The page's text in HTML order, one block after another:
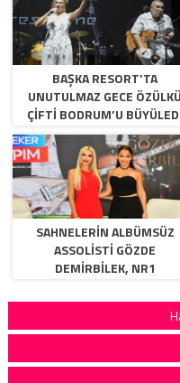
BAŞKA RESORT’TA
UNUTULMAZ GECE ÖZÜLKÜ
ÇIFTI BODRUM’U
SAHNELERİN ALBÜMSÜZ
ASSOLİSTİ GÖZDE
DEMİRBİLEK, NR1
OLARAK VAR OLACAĞIM!”